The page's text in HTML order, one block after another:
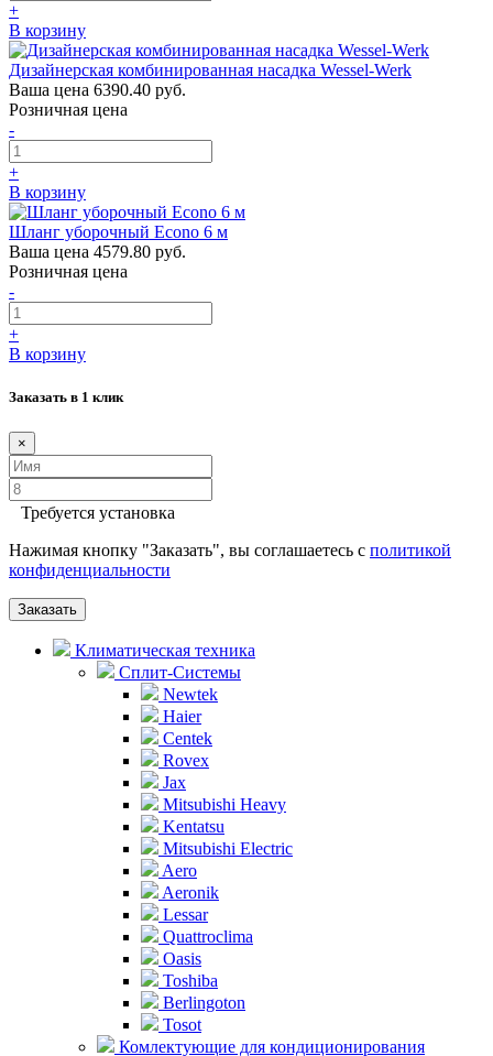
+
В корзину
Дизайнерская комбинированная насадка Wessel-Werk
Ваша цена 6390.40 руб.
Розничная цена
-
+
В корзину
Шланг уборочный Econo 6 м
Ваша цена 4579.80 руб.
Розничная цена
-
+
В корзину
Заказать в 1 клик
×
Требуется установка
Нажимая кнопку "Заказать", вы соглашаетесь с политикой
конфиденциальности
Заказать
Климатическая техника
Сплит-Системы
Newtek
Haier
Centek
Rovex
Jax
Mitsubishi Heavy
Kentatsu
Mitsubishi Electric
Aero
Aeronik
Lessar
Quattroclima
Oasis
Toshiba
Berlingoton
Tosot
Комлектующие для кондиционирования